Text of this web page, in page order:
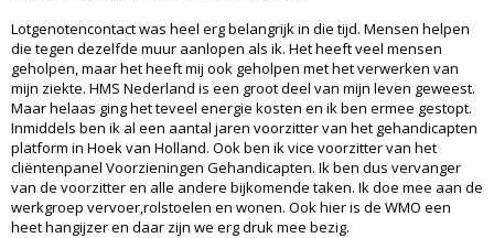
Lotgenotencontact was heel erg belangrijk in die tijd. Mensen helpen
die tegen dezelfde muur aanlopen als ik. Het heeft veel mensen
geholpen, maar het heeft mij ook geholpen met het verwerken van
mijn ziekte. HMS Nederland is een groot deel van mijn leven geweest.
Maar helaas ging het teveel energie kosten en ik ben ermee gestopt.
Inmiddels ben ik al een aantal jaren voorzitter van het gehandicapten
platform in Hoek van Holland. Ook ben ik vice voorzitter van het
cliëntenpanel Voorzieningen Gehandicapten. Ik ben dus vervanger
van de voorzitter en alle andere bijkomende taken. Ik doe mee aan de
werkgroep vervoer,rolstoelen en wonen. Ook hier is de WMO een
heet hangijzer en daar zijn we erg druk mee bezig.